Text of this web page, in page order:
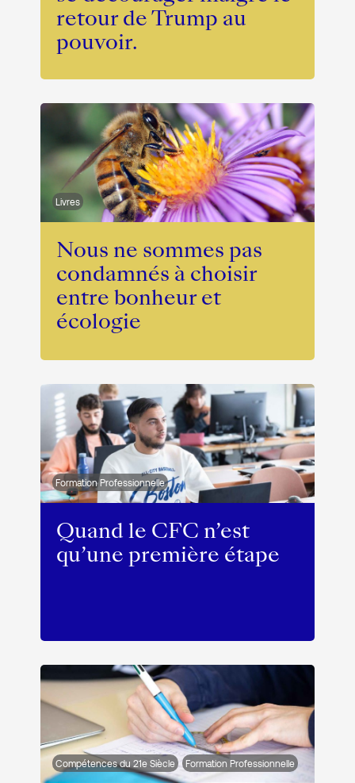
retour de Trump au
pouvoir.
Livres
Nous ne sommes pas
condamnés à choisir
entre bonheur et
écologie
Formation Professionnelle
Quand le CFC n’est
qu’une première étape
Compétences du 21e Siècle Formation Professionnelle